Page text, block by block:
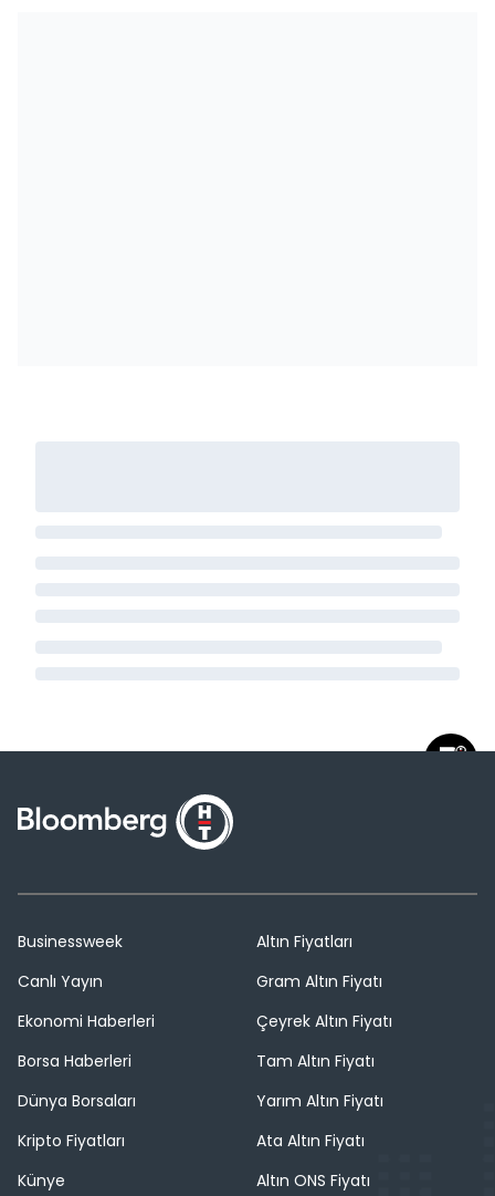
Businessweek
Canlı Yayın
Ekonomi Haberleri
Borsa Haberleri
Dünya Borsaları
Kripto Fiyatları
Künye
Altın Fiyatları
Gram Altın Fiyatı
Çeyrek Altın Fiyatı
Tam Altın Fiyatı
Yarım Altın Fiyatı
Ata Altın Fiyatı
Altın ONS Fiyatı